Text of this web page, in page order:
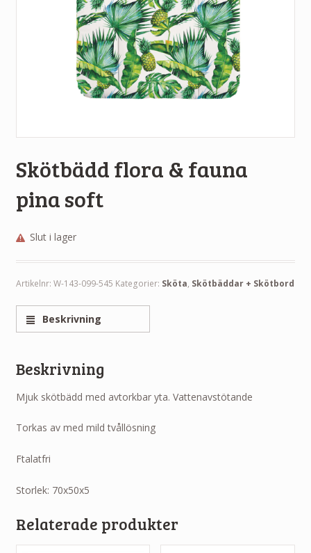
Skötbädd flora & fauna
pina soft
Slut i lager
Artikelnr: W-143-099-545 Kategorier: Sköta, Skötbäddar + Skötbord
Beskrivning
Beskrivning
Mjuk skötbädd med avtorkbar yta. Vattenavstötande
Torkas av med mild tvållösning
Ftalatfri
Storlek: 70x50x5
Relaterade produkter